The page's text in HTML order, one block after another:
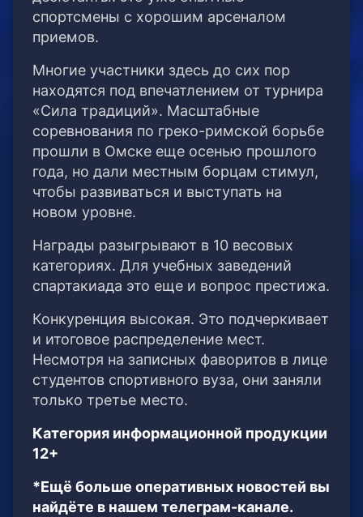
спортсмены с хорошим арсеналом
приемов.
Многие участники здесь до сих пор
находятся под впечатлением от турнира
«Сила традиций». Масштабные
соревнования по греко-римской борьбе
прошли в Омске еще осенью прошлого
года, но дали местным борцам стимул,
чтобы развиваться и выступать на
новом уровне.
Награды разыгрывают в 10 весовых
категориях. Для учебных заведений
спартакиада это еще и вопрос престижа.
Конкуренция высокая. Это подчеркивает
и итоговое распределение мест.
Несмотря на записных фаворитов в лице
студентов спортивного вуза, они заняли
только третье место.
Категория информационной продукции
12+
*Ещё больше оперативных новостей вы
найдёте в нашем телеграм-канале.